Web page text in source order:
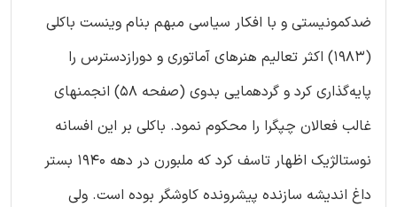
ضدکمونیستی و با افکار سیاسی مبهم بنام وینست باکلی
(1983) اکثر تعالیم هنرهای آماتوری و دورازدسترس را
پایه‌گذاری کرد و گردهمایی بدوی (صفحه 58) انجمنهای
غالب فعالان چپگرا را محکوم نمود. باکلی بر این افسانه
نوستالژیک اظهار تاسف کرد که ملبورن در دهه 1940 بستر
داغ اندیشه سازنده پیشرونده کاوشگر بوده است. ولی